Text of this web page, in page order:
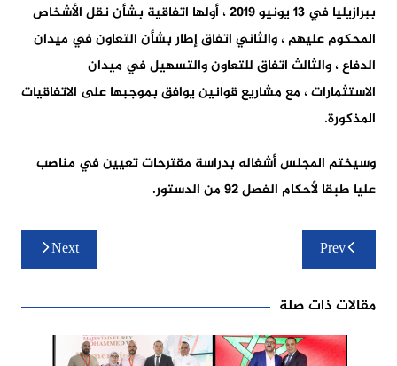
ببرازيليا في 13 يونيو 2019 ، أولها اتفاقية بشأن نقل الأشخاص
المحكوم عليهم ، والثاني اتفاق إطار بشأن التعاون في ميدان
الدفاع ، والثالث اتفاق للتعاون والتسهيل في ميدان
الاستثمارات ، مع مشاريع قوانين يوافق بموجبها على الاتفاقيات
المذكورة.
وسيختم المجلس أشغاله بدراسة مقترحات تعيين في مناصب
عليا طبقا لأحكام الفصل 92 من الدستور.
تصفّح
المقالات
Prev
Next
مقالات ذات صلة